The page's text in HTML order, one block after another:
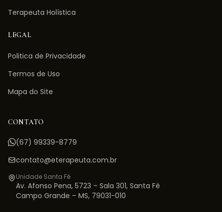
Terapeuta Holística
LEGAL
Politica de Privacidade
Termos de Uso
Mapa do Site
CONTATO
(67) 99339-8779
contato@eterapeuta.com.br
Unidade Santa Fé
Av. Afonso Pena, 5723 – Sala 301, Santa Fé
Campo Grande – MS, 79031-010